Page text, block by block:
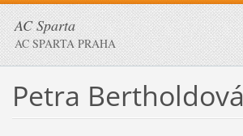
AC Sparta
AC SPARTA PRAHA
Petra Bertholdová